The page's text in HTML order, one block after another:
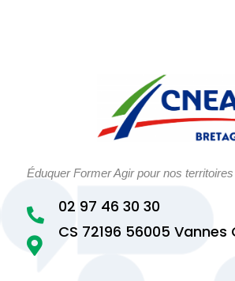
Éduquer Former Agir pour nos territoires


CS 72196 56005 Vannes
02 97 46 30 30